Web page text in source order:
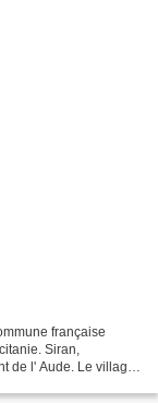
française
Siran,
de l' Aude. Le villag...